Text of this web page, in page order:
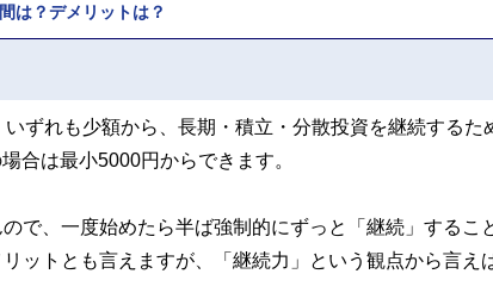
は？デメリットは？
ずれも少額から、長期・積立・分散投資を継続するた
合は最小5000円からできます。
で、一度始めたら半ば強制的にずっと「継続」するこ
ットとも言えますが、「継続力」という観点から言え